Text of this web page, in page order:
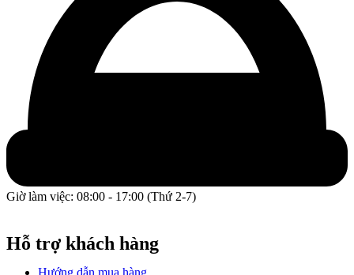
Giờ làm việc: 08:00 - 17:00 (Thứ 2-7)
Hỗ trợ khách hàng